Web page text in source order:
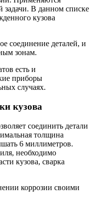
задачи. В данном списке
кузова
соединение деталей, и
зонам.
есть и
приборы
случаях.
кузова
соединить детали
толщина
6 миллиметров.
необходимо
кузова, сварка
коррозии своими